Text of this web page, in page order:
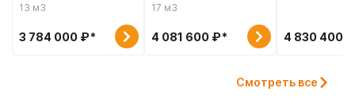
13 м3
3 784 000 ₽*
17 м3
4 081 600 ₽* 4 830 400
Смотреть все